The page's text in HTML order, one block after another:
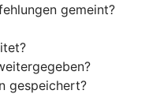
gemeint?
gespeichert?